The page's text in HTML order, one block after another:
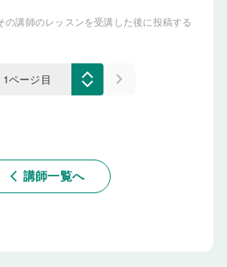
の講師のレッスンを受講した後に投稿する
keyboard_arrow_right
arrow_back_ios 講師一覧へ